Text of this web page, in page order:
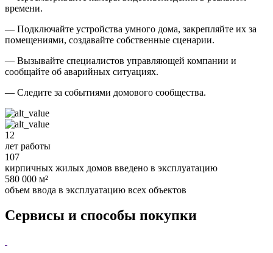
времени.
— Подключайте устройства умного дома, закрепляйте их за
помещениями, создавайте собственные сценарии.
— Вызывайте специалистов управляющей компании и
сообщайте об аварийных ситуациях.
— Следите за событиями домового сообщества.
12
лет работы
107
кирпичных жилых домов введено в эксплуатацию
580 000 м²
объем ввода в эксплуатацию всех объектов
Сервисы и способы покупки